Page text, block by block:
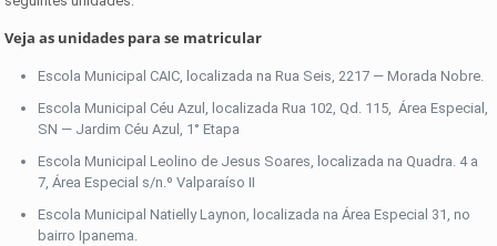
Veja as unidades para se matricular
Escola Municipal CAIC, localizada na Rua Seis, 2217 — Morada Nobre.
Escola Municipal Céu Azul, localizada Rua 102, Qd. 115, Área Especial,
SN — Jardim Céu Azul, 1° Etapa
Escola Municipal Leolino de Jesus Soares, localizada na Quadra. 4 a
7, Área Especial s/n.º Valparaíso II
Escola Municipal Natielly Laynon, localizada na Área Especial 31, no
bairro Ipanema.